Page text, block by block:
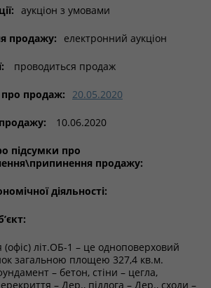
аукціон з умовами
продажу: електронний аукціон
проводиться продаж
продаж: 20.05.2020
10.06.2020
підсумки про
продажу:
діяльності:
(офіс) літ.ОБ-1 – це одноповерховий
загальною площею 327,4 кв.м.
– бетон, стіни – цегла,
– Дер., підлога – Дер., сходи –